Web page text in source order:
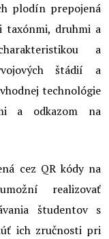
plodín prepojená
taxónmi, druhmi a
a
štádií a
technológie
a odkazom na
cez QR kódy na
realizovať
študentov s
ich zručnosti pri